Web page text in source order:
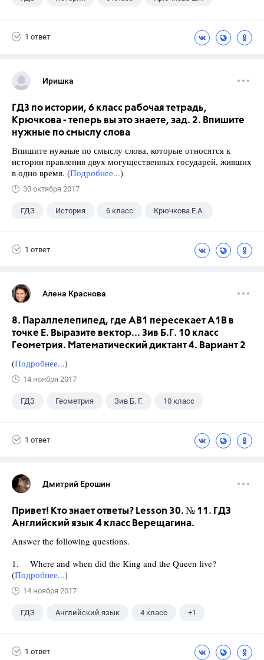
1 ответ
Иришка
ГДЗ по истории, 6 класс рабочая тетрадь,
Крючкова - теперь вы это знаете, зад. 2. Впишите
нужные по смыслу слова
Впишите нужные по смыслу слова, которые относятся к
истории правления двух могущественных государей, живших
в одно время. (Подробнее...)
30 октября 2017
ГДЗ История 6 класс Крючкова Е.А.
1 ответ
Алена Краснова
8. Параллелепипед, где АВ1 пересекает А1В в
точке Е. Выразите вектор... Зив Б.Г. 10 класс
Геометрия. Математический диктант 4. Вариант 2
(Подробнее...)
14 ноября 2017
ГДЗ Геометрия Зив Б. Г. 10 класс
1 ответ
Дмитрий Ерошин
Привет! Кто знает ответы? Lesson 30. № 11. ГДЗ
Английский язык 4 класс Верещагина.
Answer the following questions.
1. Where and when did the King and the Queen live?
(Подробнее...)
14 ноября 2017
ГДЗ Английский язык 4 класс +1
1 ответ